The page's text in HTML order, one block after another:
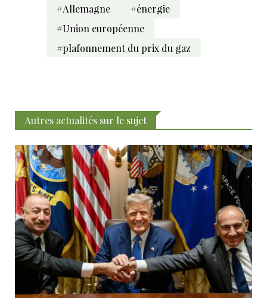
#Allemagne
#énergie
#Union européenne
#plafonnement du prix du gaz
Autres actualités sur le sujet